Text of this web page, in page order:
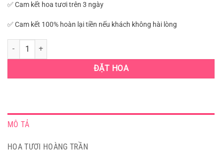
✅ Cam kết hoa tươi trên 3 ngày
✅ Cam kết 100% hoàn lại tiền nếu khách không hài lòng
HOA KHAI TRƯƠNG TÔNG VÀNG - QUẬN THỦ ĐỨC (HKT-27) số lượng
ĐẶT HOA
MÔ TẢ
HOA TƯƠI HOÀNG TRẦN